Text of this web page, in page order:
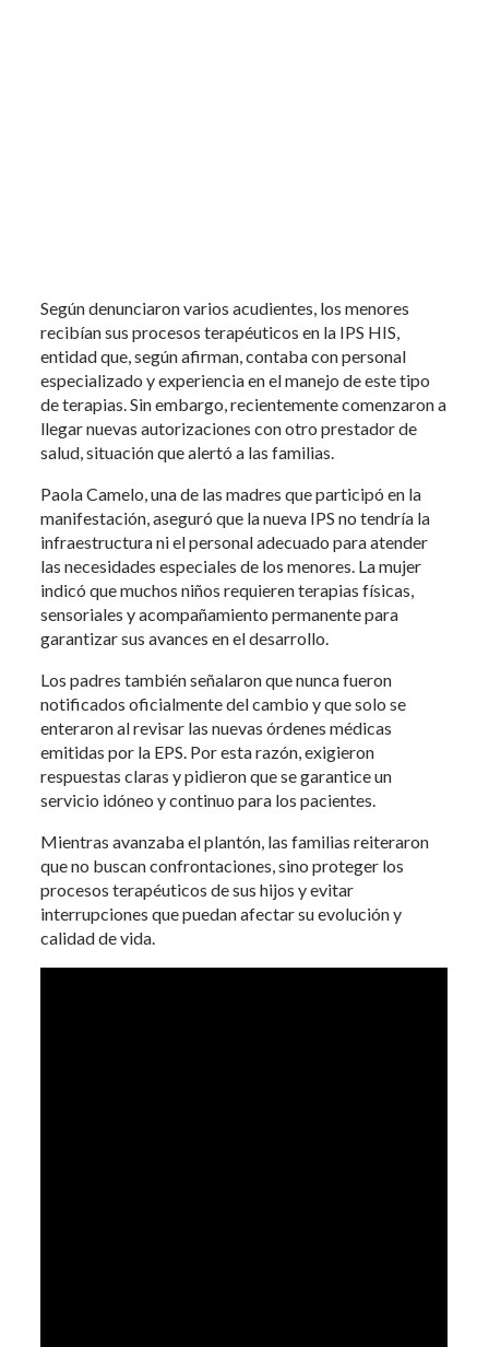
Según denunciaron varios acudientes, los menores
recibían sus procesos terapéuticos en la IPS HIS,
entidad que, según afirman, contaba con personal
especializado y experiencia en el manejo de este tipo
de terapias. Sin embargo, recientemente comenzaron a
llegar nuevas autorizaciones con otro prestador de
salud, situación que alertó a las familias.
Paola Camelo, una de las madres que participó en la
manifestación, aseguró que la nueva IPS no tendría la
infraestructura ni el personal adecuado para atender
las necesidades especiales de los menores. La mujer
indicó que muchos niños requieren terapias físicas,
sensoriales y acompañamiento permanente para
garantizar sus avances en el desarrollo.
Los padres también señalaron que nunca fueron
notificados oficialmente del cambio y que solo se
enteraron al revisar las nuevas órdenes médicas
emitidas por la EPS. Por esta razón, exigieron
respuestas claras y pidieron que se garantice un
servicio idóneo y continuo para los pacientes.
Mientras avanzaba el plantón, las familias reiteraron
que no buscan confrontaciones, sino proteger los
procesos terapéuticos de sus hijos y evitar
interrupciones que puedan afectar su evolución y
calidad de vida.